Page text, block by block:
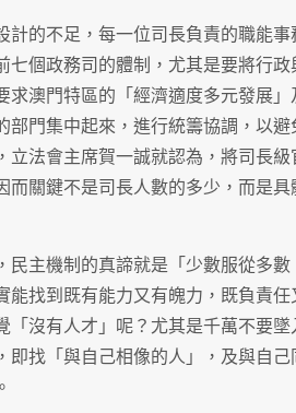
計的不足，每一位司長負責的職能事
個政務司的體制，尤其是要將行
求澳門特區的「經濟適度多元發展」
門集中起來，進行統籌協調，以
法會主席賀一誠就認為，將司長級
關鍵不是司長人數的多少，而是具
主機制的真諦就是「少數服從多數
找到既有能力又有魄力，既負責任
沒有人才」呢？尤其是千萬不要墜
即找「與自己相像的人」，及與自